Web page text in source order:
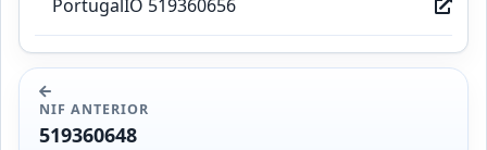
PortugalIO 519360656
NIF ANTERIOR
519360648